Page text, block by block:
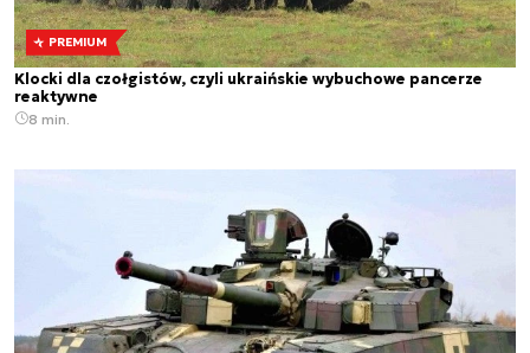
PREMIUM
Klocki dla czołgistów, czyli ukraińskie wybuchowe pancerze
reaktywne
8 min.